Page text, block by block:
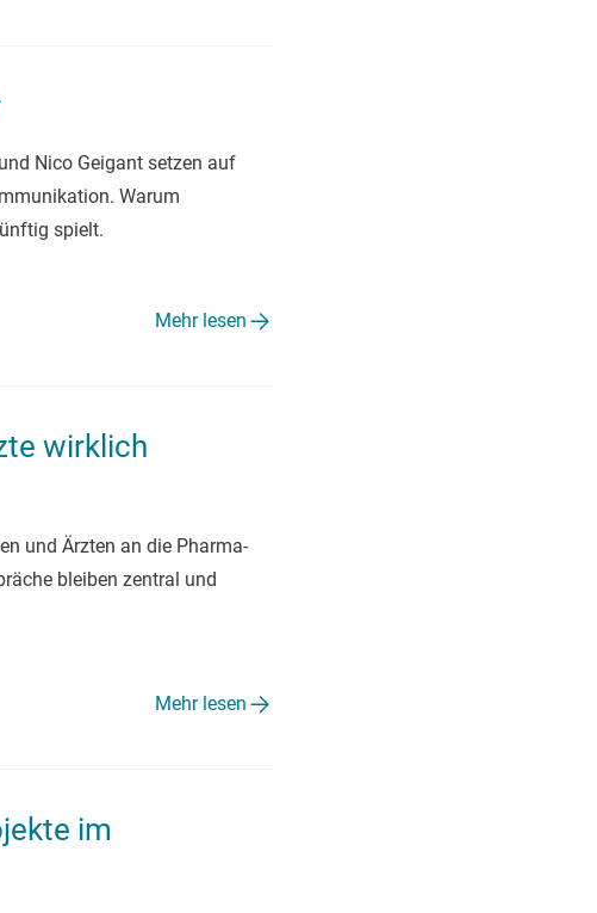
Nico Geigant setzen auf
Warum
spielt.
Mehr lesen
wirklich
und Ärzten an die Pharma-
bleiben zentral und
Mehr lesen
im